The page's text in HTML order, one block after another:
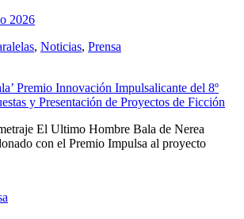
, Noticias, Prensa
Premio Innovación Impulsalicante del 8º
y Presentación de Proyectos de Ficción
El Ultimo Hombre Bala de Nerea
con el Premio Impulsa al proyecto